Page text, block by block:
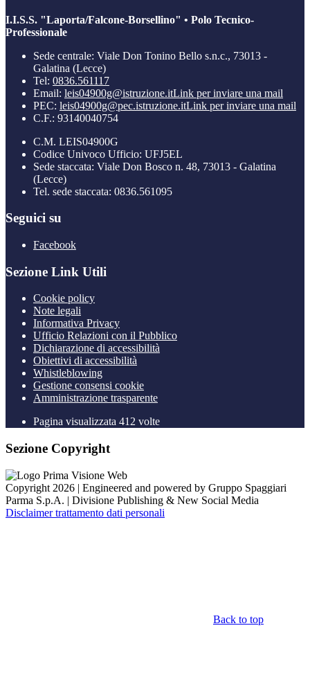
I.I.S.S. "Laporta/Falcone-Borsellino" • Polo Tecnico-
Professionale
Sede centrale: Viale Don Tonino Bello s.n.c., 73013 -
Galatina (Lecce)
Tel: 0836.561117
Email: leis04900g@istruzione.itLink per inviare una mail
PEC: leis04900g@pec.istruzione.itLink per inviare una mail
C.F.: 93140040754
C.M. LEIS04900G
Codice Univoco Ufficio: UFJ5EL
Sede staccata: Viale Don Bosco n. 48, 73013 - Galatina
(Lecce)
Tel. sede staccata: 0836.561095
Seguici su
Facebook
Sezione Link Utili
Cookie policy
Note legali
Informativa Privacy
Ufficio Relazioni con il Pubblico
Dichiarazione di accessibilità
Obiettivi di accessibilità
Whistleblowing
Gestione consensi cookie
Amministrazione trasparente
Pagina visualizzata 412 volte
Sezione Copyright
Copyright 2026 | Engineered and powered by Gruppo Spaggiari
Parma S.p.A. | Divisione Publishing & New Social Media
Disclaimer trattamento dati personali
Back to top